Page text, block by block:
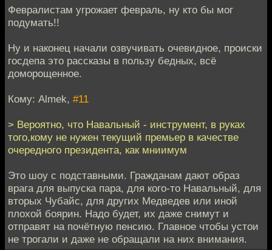
Февралистам угрожает февраль, ну кто бы мог
подумать!!
Ну и наконец начали озвучивать очевидное, происки
госдепа это рассказы в пользу бедных, всё
доморощенное.
Кому: Almek, #11
> Вероятно, что Навальный - инструмент, в руках
того,кому не нужен текущий премьер в качестве
очередного президента, как мниимум
Это шоу с подставными. Гражданам дают образ
врага для выпуска пара, для кого-то Навальный, для
вторых Чубайс, для других Медведев или иной
плохой боярин. Надо будет, их даже снимут и
отправят на почётную пенсию. Главное чтобы устои
не трогали и даже не обращали на них внимания.